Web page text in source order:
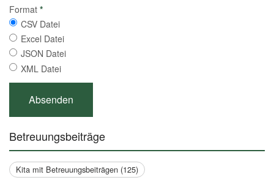
Format *
CSV Datei
Excel Datei
JSON Datei
XML Datei
Betreuungsbeiträge
Kita mit Betreuungsbeiträgen (125)